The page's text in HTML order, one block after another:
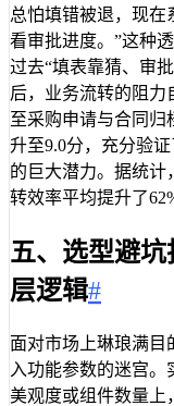
总怕填错被退，现在
看审批进度。”这种
过去“填表靠猜、审
后，业务流转的阻力
至采购申请与合同归
升至9.0分，充分验
的巨大潜力。据统计
转效率平均提升了
五、选型避
层逻辑#
面对市场上琳琅满目
入功能参数的迷宫
美观度或组件数量上